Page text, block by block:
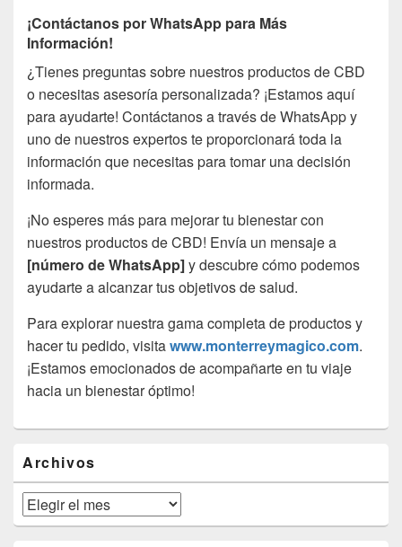
¡Contáctanos por WhatsApp para Más
Información!
¿Tienes preguntas sobre nuestros productos de CBD
o necesitas asesoría personalizada? ¡Estamos aquí
para ayudarte! Contáctanos a través de WhatsApp y
uno de nuestros expertos te proporcionará toda la
información que necesitas para tomar una decisión
informada.
¡No esperes más para mejorar tu bienestar con
nuestros productos de CBD! Envía un mensaje a
[número de WhatsApp]y descubre cómo podemos
ayudarte a alcanzar tus objetivos de salud.
Para explorar nuestra gama completa de productos y
hacer tu pedido, visitawww.monterreymagico.com.
¡Estamos emocionados de acompañarte en tu viaje
hacia un bienestar óptimo!
área
de
widget
barra
lateral
Archivos
Archivos